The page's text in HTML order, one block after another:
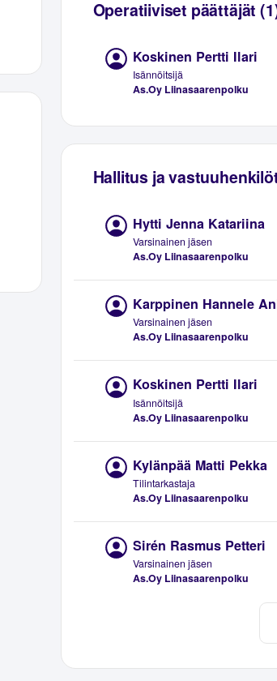
Operatiiviset päättäjät
Koskinen Pertti Ilari
Isännöitsijä
As.Oy Liinasaarenpolku
Hallitus ja
Hytti Jenna Katariina
Varsinainen jäsen
As.Oy Liinasaarenpolku
Karppinen Hannele
Varsinainen jäsen
As.Oy Liinasaarenpolku
Koskinen Pertti Ilari
Isännöitsijä
As.Oy Liinasaarenpolku
Kylänpää Matti Pekka
Tilintarkastaja
As.Oy Liinasaarenpolku
Sirén Rasmus Petteri
Varsinainen jäsen
As.Oy Liinasaarenpolku